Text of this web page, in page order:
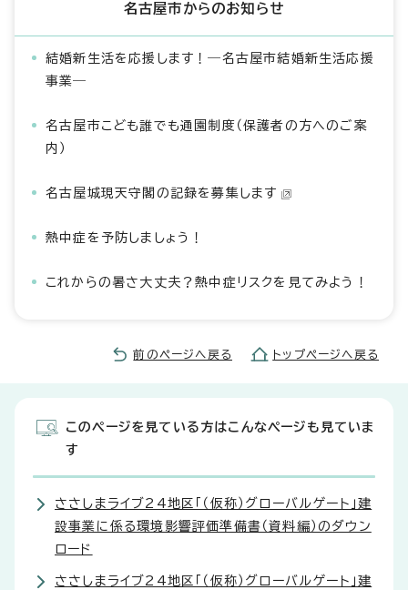
名古屋市からのお知らせ
結婚新生活を応援します！―名古屋市結婚新生活応援
事業―
名古屋市こども誰でも通園制度（保護者の方へのご案
内）
名古屋城現天守閣の記録を募集します
熱中症を予防しましょう！
これからの暑さ大丈夫？熱中症リスクを見てみよう！
前のページへ戻る トップページへ戻る
このページを見ている方はこんなページも見ていま
す
ささしまライブ24地区「（仮称）グローバルゲート」建
設事業に係る環境影響評価準備書（資料編）のダウン
ロード
ささしまライブ24地区「（仮称）グローバルゲート」建